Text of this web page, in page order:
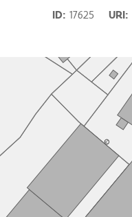
ID
17625 URI